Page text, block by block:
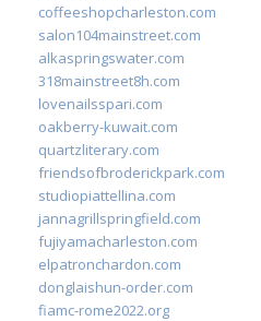
coffeeshopcharleston.com
salon104mainstreet.com
alkaspringswater.com
318mainstreet8h.com
lovenailsspari.com
oakberry-kuwait.com
quartzliterary.com
friendsofbroderickpark.com
studiopiattellina.com
jannagrillspringfield.com
fujiyamacharleston.com
elpatronchardon.com
donglaishun-order.com
fiamc-rome2022.org